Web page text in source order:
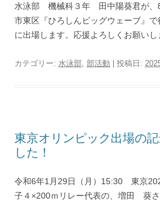
水泳部 機械科３年 田中陽葵君が、
市東区『ひろしんビッグウェーブ』
に出場します。応援よろしくお願いし
カテゴリー: 水泳部 部活動 | 投稿日:
東京オリンピック出場の
した！
令和6年1月29日（月）15:30 東京
子４×200ｍリレー代表の、増田 葵